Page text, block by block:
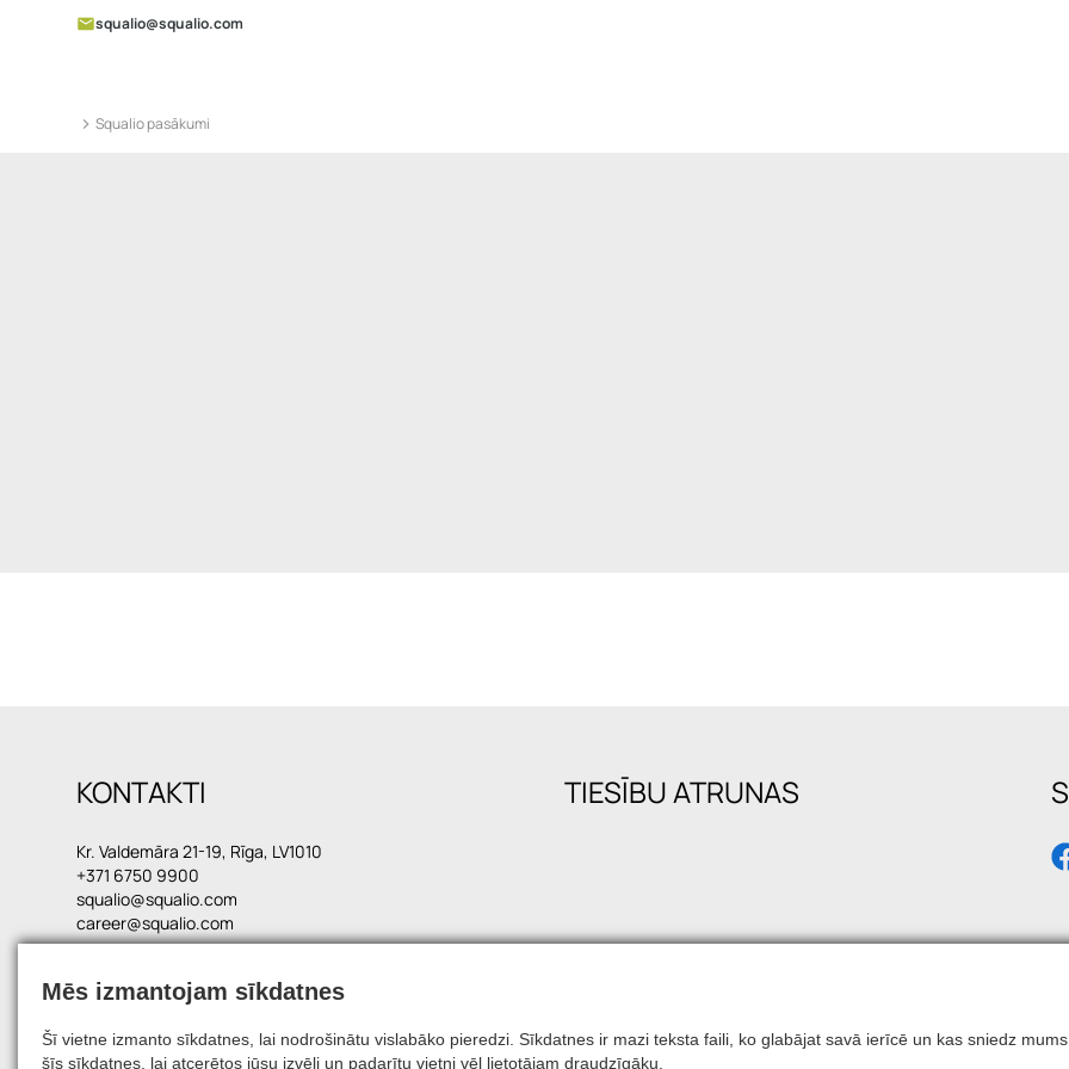
squalio@squalio.com
Squalio pasākumi
KONTAKTI
Kr. Valdemāra 21-19, Rīga, LV1010
+371 6750 9900
squalio@squalio.com
career@squalio.com
TIESĪBU ATRUNAS
Mēs izmantojam sīkdatnes
Šī vietne izmanto sīkdatnes, lai nodrošinātu vislabāko pieredzi. Sīkdatnes ir mazi teksta faili, ko glabājat savā ierīcē un kas sniedz
šīs sīkdatnes, lai atcerētos jūsu izvēli un padarītu vietni vēl lietotājam draudzīgāku.